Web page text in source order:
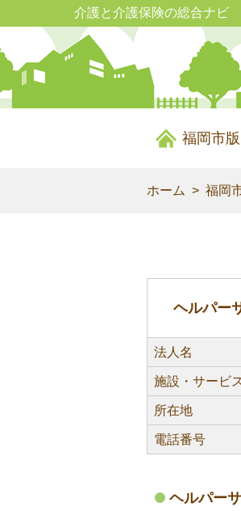
介護と介護保険の総合ナ
福岡市
ホーム 福岡
ヘルパー
法人名
施設・サービ
所在地
電話番号
ヘルパー